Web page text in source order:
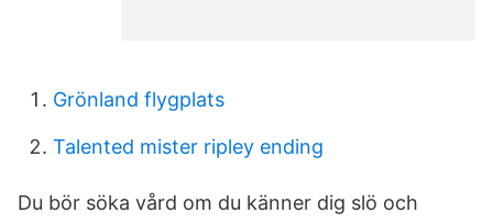
Grönland flygplats
Talented mister ripley ending
Du bör söka vård om du känner dig slö och